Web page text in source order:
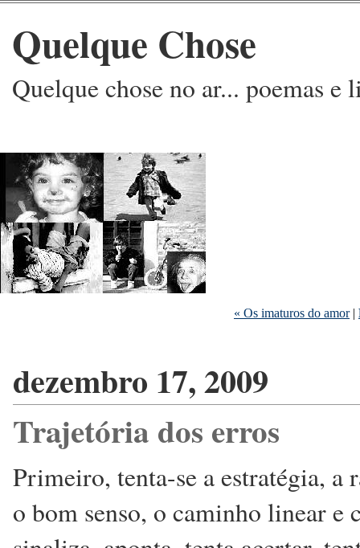
Quelque Chose
Quelque chose no ar... poemas e
« Os imaturos do amor|
dezembro 17, 2009
Trajetória dos erros
Primeiro, tenta-se a estratégia, a
o bom senso, o caminho linear e